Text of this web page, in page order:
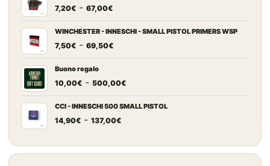
7,20€ - 67,00€Fascia
prezzo:
da
67,00€
WINCHESTER - INNESCHI - SMALL PISTOL PRIMERS WSP
7,50€ - 69,50€Fascia
da
a
69,50€
Buono regalo
10,00€ - 500,00€Fascia
prezzo:
a
500,00€
CCI - INNESCHI 500 SMALL PISTOL
14,90€ - 137,00€Fascia
prezzo:
da